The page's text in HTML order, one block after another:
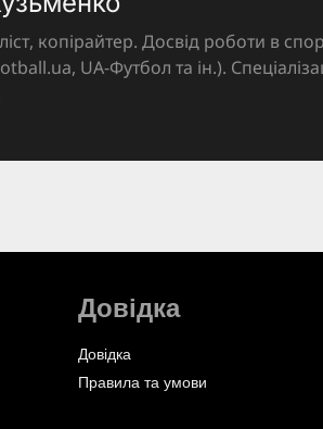
копірайтер. Досвід роботи в
UA-Футбол та ін.).
Довідка
Довідка
Правила та умови